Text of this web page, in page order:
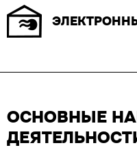
ОСНОВНЫЕ